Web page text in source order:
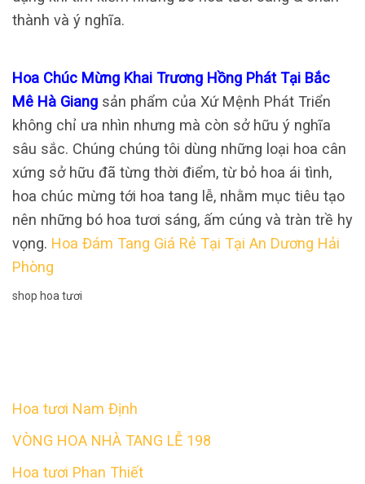
thành và ý nghĩa.
Hoa Chúc Mừng Khai Trương Hồng Phát Tại Bắc
Mê Hà Giang sản phẩm của Xứ Mệnh Phát Triển
không chỉ ưa nhìn nhưng mà còn sở hữu ý nghĩa
sâu sắc. Chúng chúng tôi dùng những loại hoa cân
xứng sở hữu đã từng thời điểm, từ bỏ hoa ái tình,
hoa chúc mừng tới hoa tang lễ, nhằm mục tiêu tạo
nên những bó hoa tươi sáng, ấm cúng và tràn trề hy
vọng. Hoa Đám Tang Giá Rẻ Tại Tại An Dương Hải
Phòng
shop hoa tươi
Hoa tươi Nam Định
VÒNG HOA NHÀ TANG LỄ 198
Hoa tươi Phan Thiết